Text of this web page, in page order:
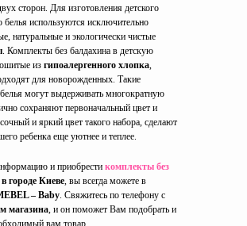
сторон. Для изготовления детского
белья используются исключительно
натуральные и экологически чистые
. Комплекты без балдахина в детскую
из гипоалергенного хлопка,
для новорожденных. Такие
могут выдерживать многократную
сохраняют первоначальный цвет и
и яркий цвет такого набора, сделают
ребенка еще уютнее и теплее.
и приобрести комплекты без
в городе Киеве, вы всегда можете в
– Baby. Свяжитесь по телефону с
магазина, и он поможет Вам подобрать и
вам товар.